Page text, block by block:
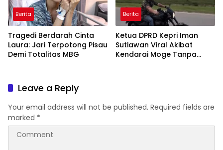
Berita
Tragedi Berdarah Cinta
Laura: Jari Terpotong Pisau
Demi Totalitas MBG
Berita
Ketua DPRD Kepri Iman
Sutiawan Viral Akibat
Kendarai Moge Tanpa
Leave a Reply
Your email address will not be published. Required fields are
marked *